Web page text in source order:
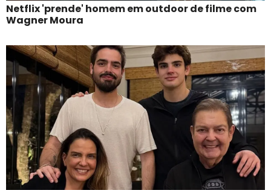
Netflix 'prende' homem em outdoor de filme com
Wagner Moura